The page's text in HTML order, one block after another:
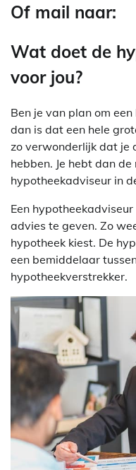
Of mail naar:
Wat doet de
voor jou?
Ben je van plan om
dan is dat een hele
zo verwonderlijk dat
hebben. Je hebt dan
hypotheekadviseur in
Een
advies te geven. Zo
hypotheek kiest. De
een bemiddelaar
hypotheekverstrekker.